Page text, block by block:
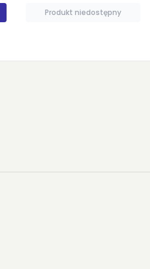
Produkt niedostępny